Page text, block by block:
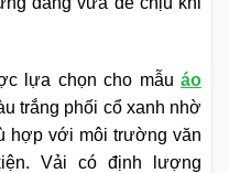
lựa chọn cho mẫu áo
trắng phối cổ xanh nhờ
hợp với môi trường văn
Vải có định lượng